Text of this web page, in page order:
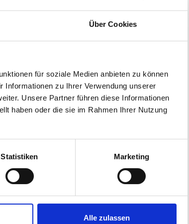
Über Cookies
für soziale Medien anbieten zu können
Informationen zu Ihrer Verwendung unserer
Unsere Partner führen diese Informationen
haben oder die sie im Rahmen Ihrer Nutzung
Statistiken Marketing
Alle zulassen
Minuten bis
den
oder
Preis.
die
direkt